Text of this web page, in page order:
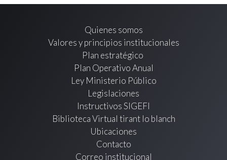
Quienes somos
Valores y principios institucionales
Plan estratégico
Plan Operativo Anual
Ley Ministerio Público
Legislaciones
Instructivos SIGEFI
Biblioteca Virtual tirant lo blanch
Ubicaciones
Contacto
Correo institucional